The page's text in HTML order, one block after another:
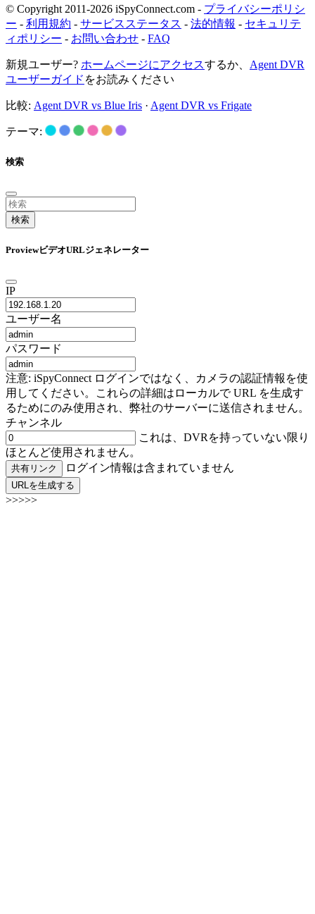
© Copyright 2011-2026 iSpyConnect.com - プライバシーポリシ
ー - 利用規約 - サービスステータス - 法的情報 - セキュリテ
ィポリシー - お問い合わせ - FAQ
新規ユーザー? ホームページにアクセスするか、 Agent DVR
ユーザーガイド をお読みください
比較: Agent DVR vs Blue Iris · Agent DVR vs Frigate
テーマ:
検索
検索
ProviewビデオURLジェネレーター
IP
ユーザー名
パスワード
注意: iSpyConnect ログインではなく、カメラの認証情報を使
用してください。これらの詳細はローカルで URL を生成す
るためにのみ使用され、弊社のサーバーに送信されません。
チャンネル
これは、DVRを持っていない限り
ほとんど使用されません。
共有リンク ログイン情報は含まれていません
URLを生成する
>>>>>